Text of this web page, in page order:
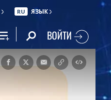
RU ЯЗЫК
ВОЙТИ